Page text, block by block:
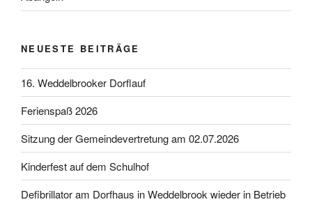
NEUESTE BEITRÄGE
16. Weddelbrooker Dorflauf
Ferienspaß 2026
Sitzung der Gemeindevertretung am 02.07.2026
Kinderfest auf dem Schulhof
Defibrillator am Dorfhaus in Weddelbrook wieder in Betrieb